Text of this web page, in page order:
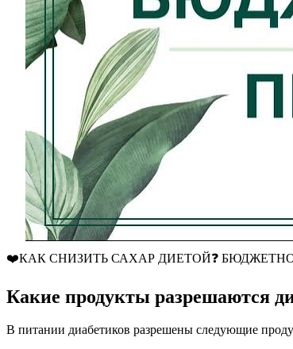
❤️КАК СНИЗИТЬ САХАР ДИЕТОЙ❓ БЮДЖЕТНОЕ
Какие продукты разрешаются
В питании диабетиков разрешены следующие